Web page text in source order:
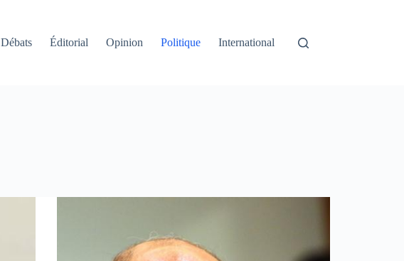
Débats Éditorial Opinion Politique International